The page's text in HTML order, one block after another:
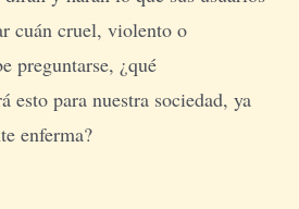
cuán cruel, violento o
preguntarse, ¿qué
esto para nuestra sociedad, ya
enferma?